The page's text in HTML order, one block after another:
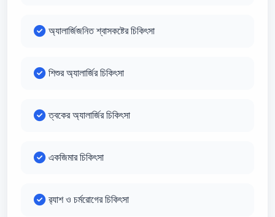
অ্যালার্জিজনিত শ্বাসকষ্টের চিকিৎসা
শিশুর অ্যালার্জির চিকিৎসা
ত্বকের অ্যালার্জির চিকিৎসা
একজিমার চিকিৎসা
র‍্যাশ ও চর্মরোগের চিকিৎসা